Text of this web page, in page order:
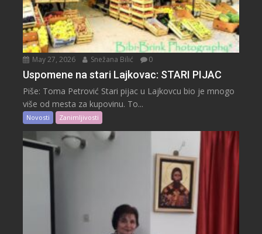
May 27, 2026 Snežana Bilić 0
Uspomene na stari Lajkovac: STARI PIJAC
Piše: Toma Petrović Stari pijac u Lajkovcu bio je mnogo
više od mesta za kupovinu. To...
Novosti Zanimljivosti